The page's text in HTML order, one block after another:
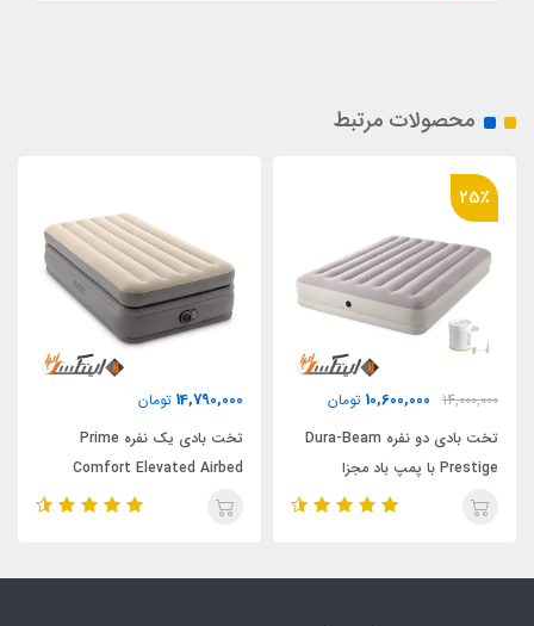
محصولات مرتبط
25٪
14,000,000
10,600,000 تومان
تخت بادی دو نفره Dura-Beam
Prestige با پمپ باد مجزا
14,790,000 تومان
تخت بادی یک نفره Prime
Comfort Elevated Airbed
اینتکس